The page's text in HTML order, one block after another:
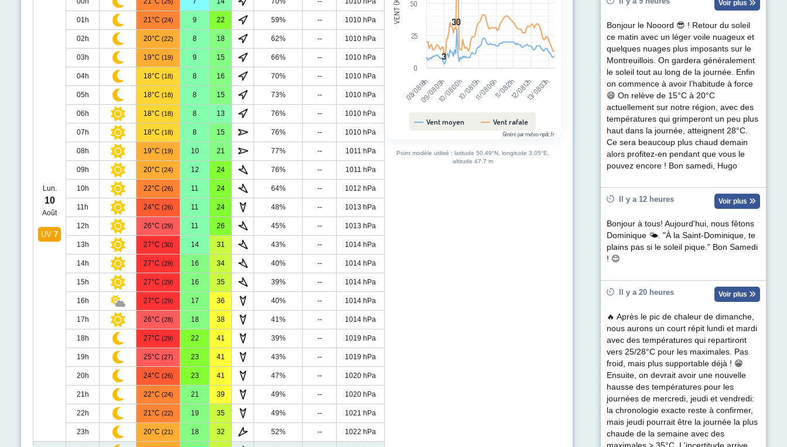
Lun.
10
Août
UV 7
01h 21°C (24) 9 22 59% -- 1010 hPa
02h 20°C (22) 8 18 62% -- 1010 hPa
03h 19°C (19) 9 15 66% -- 1010 hPa
04h 18°C (18) 8 16 70% -- 1010 hPa
05h 18°C (18) 8 15 73% -- 1010 hPa
06h 18°C (18) 8 13 76% -- 1010 hPa
07h 18°C (18) 8 15 76% -- 1010 hPa
08h 19°C (19) 10 21 77% -- 1011 hPa
09h 20°C (24) 12 24 76% -- 1011 hPa
10h 22°C (26) 11 24 64% -- 1012 hPa
11h 24°C (26) 11 24 48% -- 1013 hPa
12h 26°C (29) 11 26 45% -- 1013 hPa
13h 27°C (30) 14 31 43% -- 1014 hPa
14h 27°C (29) 16 34 40% -- 1014 hPa
15h 27°C (29) 16 35 39% -- 1014 hPa
16h 27°C (29) 17 36 40% -- 1014 hPa
17h 26°C (28) 18 38 41% -- 1014 hPa
18h 27°C (29) 22 41 39% -- 1019 hPa
19h 25°C (27) 23 41 43% -- 1019 hPa
20h 24°C (26) 23 41 47% -- 1020 hPa
21h 22°C (24) 21 39 49% -- 1020 hPa
22h 21°C (22) 19 35 49% -- 1021 hPa
23h 20°C (21) 18 32 52% -- 1022 hPa
3
3
30
30
Vent moyen Vent rafale
08/08 18h09/08 09h10/08 00h10/08 15h11/08 06h11/08 21h12/08 12h13/08 03h
0
25
50
Généré par meteo-npdc.fr
Point modèle utilisé : latitude 50.49°N, longitude 3.05°E,
altitude 47.7 m
Voir plus
Bonjour le Nooord 😎 ! Retour du soleil
ce matin avec un léger voile nuageux et
quelques nuages plus imposants sur le
Montreuillois. On gardera généralement
le soleil tout au long de la journée. Enfin
on commence à avoir l’habitude à force
😄 On relève de 15°C à 20°C
actuellement sur notre région, avec des
températures qui grimperont un peu plus
haut dans la journée, atteignent 28°C.
Ce sera beaucoup plus chaud demain
alors profitez-en pendant que vous le
pouvez encore ! Bon samedi, Hugo
Il y a 12 heures Voir plus
Bonjour à tous! Aujourd'hui, nous fêtons
Dominique 🌤. "À la Saint-Dominique, te
plains pas si le soleil pique." Bon Samedi
! 😊
Il y a 20 heures Voir plus
🔥 Après le pic de chaleur de dimanche,
nous aurons un court répit lundi et mardi
avec des températures qui repartiront
vers 25/28°C pour les maximales. Pas
froid, mais plus supportable déjà ! 😁
Ensuite, on devrait avoir une nouvelle
hausse des températures pour les
journées de mercredi, jeudi et vendredi:
la chronologie exacte reste à confirmer,
mais jeudi pourrait être la journée la plus
chaude de la semaine avec des